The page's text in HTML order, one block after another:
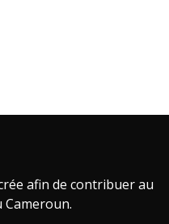
afin de contribuer au